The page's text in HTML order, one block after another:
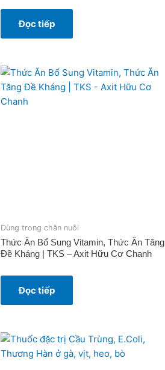
Đọc tiếp
Dùng trong chăn nuôi
Thức Ăn Bổ Sung Vitamin, Thức Ăn Tăng
Đề Kháng | TKS – Axit Hữu Cơ Chanh
Đọc tiếp